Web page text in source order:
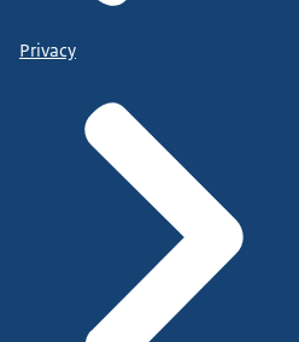
Privacy